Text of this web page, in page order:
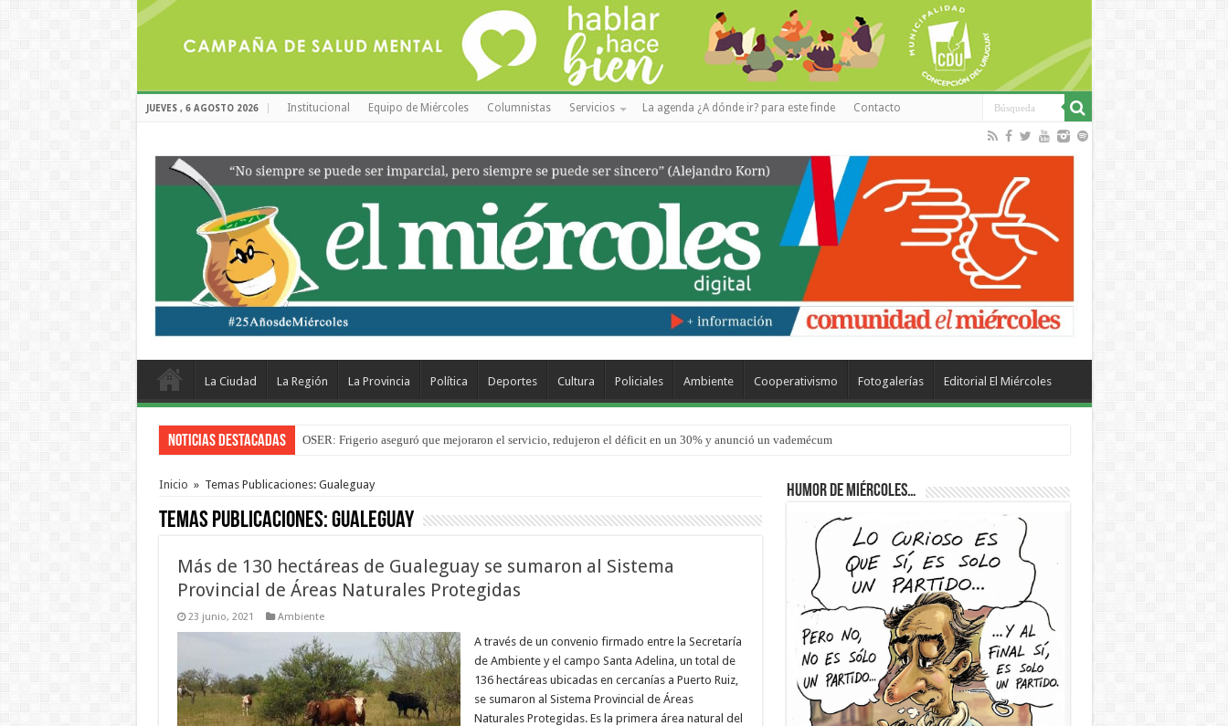
JUEVES , 6 AGOSTO 2026 Institucional Equipo de Miércoles Columnistas Servicios La agenda ¿A dónde ir? para este finde Contacto
La Ciudad La Región La Provincia Política Deportes Cultura Policiales Ambiente Cooperativismo Fotogalerías Editorial El Miércoles
Noticias Destacadas Por primera vez hicieron una cirugía de reconstrucción torácica en el Hospital Urquiza
Inicio » Temas Publicaciones: Gualeguay
Temas Publicaciones:Gualeguay
Más de 130 hectáreas de Gualeguay se sumaron al Sistema
Provincial de Áreas Naturales Protegidas
23 junio, 2021 Ambiente
A través de un convenio firmado entre la Secretaría
de Ambiente y el campo Santa Adelina, un total de
136 hectáreas ubicadas en cercanías a Puerto Ruiz,
se sumaron al Sistema Provincial de Áreas
Naturales Protegidas. Es la primera área natural del
Humor de Miércoles…